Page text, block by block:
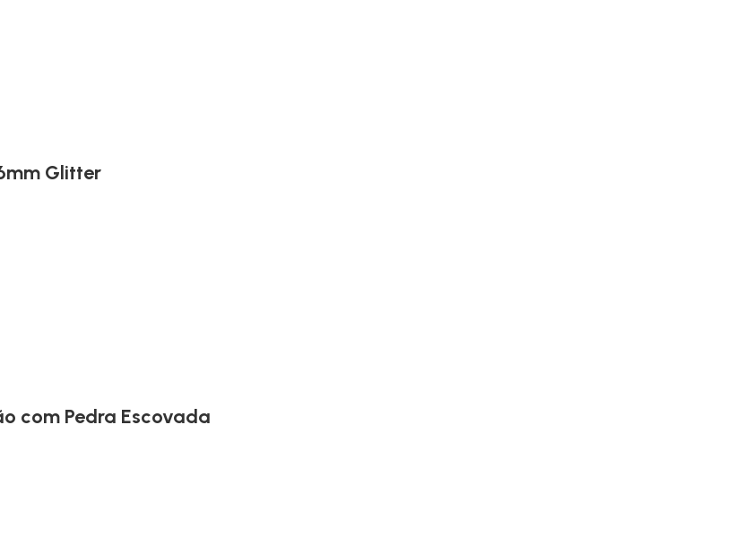
Glitter
com Pedra Escovada